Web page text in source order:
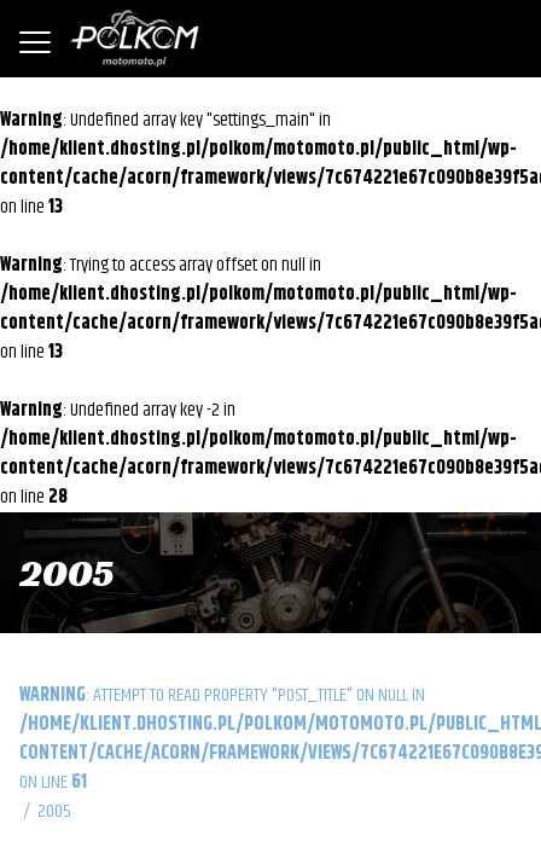
Warning : Undefined array key "settings_main" in
/home/klient.dhosting.pl/polkom/motomoto.pl/public_html/wp-
content/cache/acorn/framework/views/
on line13
Warning : Trying to access array offset on null in
/home/klient.dhosting.pl/polkom/motomoto.pl/public_html/wp-
content/cache/acorn/framework/views/
on line13
Warning : Undefined array key -2 in
/home/klient.dhosting.pl/polkom/motomoto.pl/public_html/wp-
content/cache/acorn/framework/views/
on line 28
2005
WARNING : ATTEMPT TO READ PROPERTY "POST_TITLE" ON NULL IN
/HOME/KLIENT.DHOSTING.PL/POLKOM/MOTOMOTO.PL/
CONTENT/CACHE/ACORN/FRAMEWORK/VIEWS/
ON LINE61
/ 2005